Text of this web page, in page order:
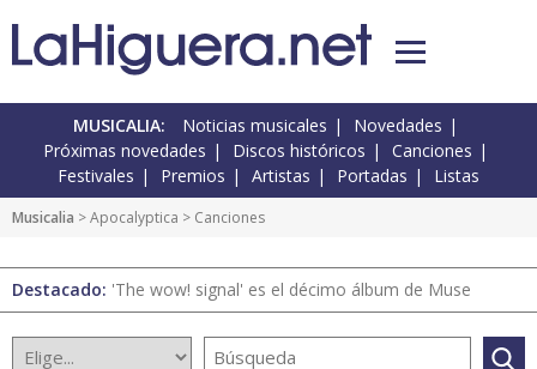
MUSICALIA: Noticias musicales
Novedades
Próximas novedades
Discos históricos
Canciones
Festivales
Premios Artistas Portadas Listas
Musicalia >Apocalyptica > Canciones
Destacado: 'The wow! signal' es el décimo álbum de Muse